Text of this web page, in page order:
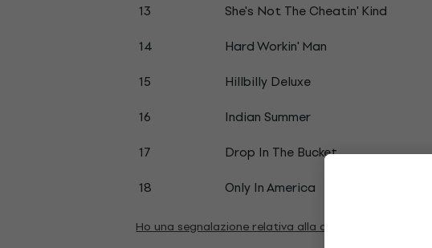
13
She's Not The Cheatin' Kind
14
Hard Workin' Man
15
Hillbilly Deluxe
16
Indian Summer
17
Drop In The Bucket
18
Only In America
Ho una segnalazione relativa alla descrizione